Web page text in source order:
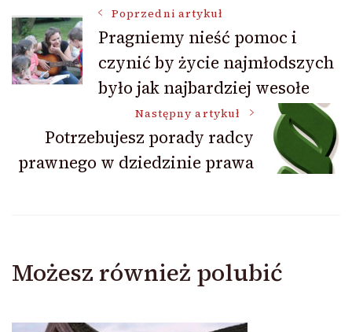
Nawigacja
wpisu
Poprzedni artykuł
Pragniemy nieść pomoc i
czynić by życie najmłodszych
było jak najbardziej wesołe
Następny artykuł
Potrzebujesz porady radcy
prawnego w dziedzinie prawa
Możesz również polubić